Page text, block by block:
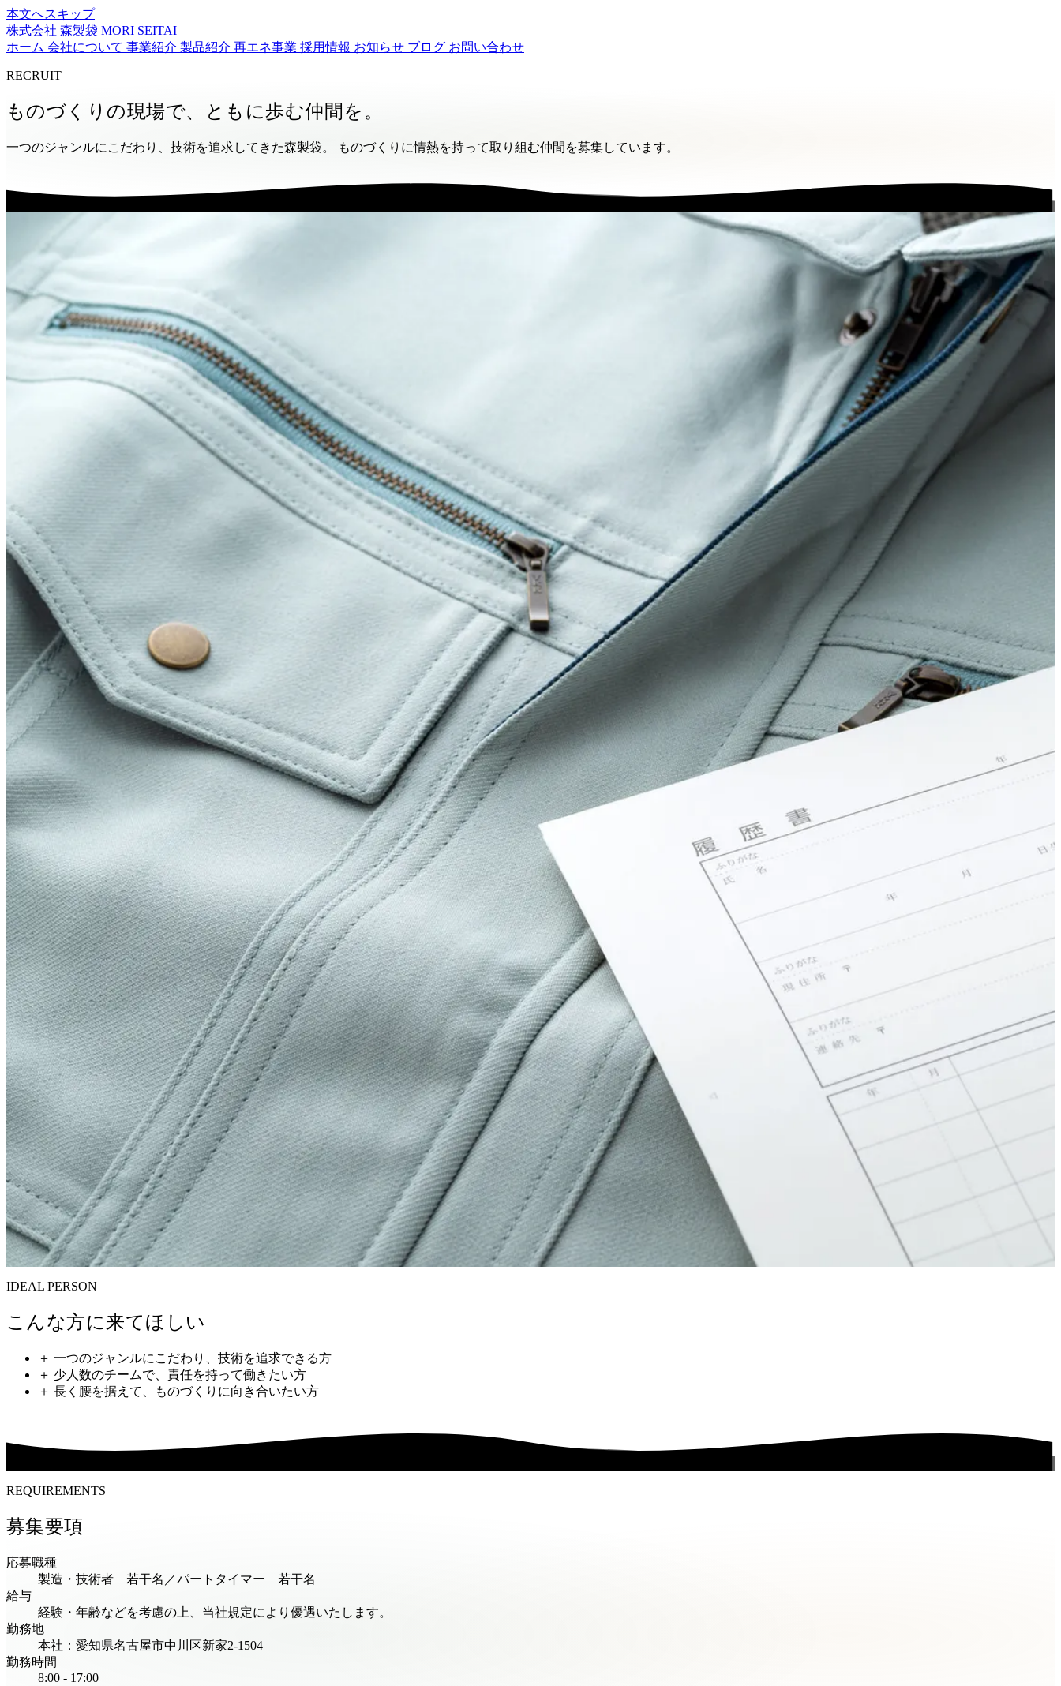
本文へスキップ
株式会社 森製袋 MORI SEITAI
ホーム 会社について 事業紹介 製品紹介 再エネ事業 採用情報 お知らせ ブログ お問い合わせ
RECRUIT
ものづくりの現場で、ともに歩む仲間を。
一つのジャンルにこだわり、技術を追求してきた森製袋。 ものづくりに情熱を持って取り組む仲間を募集しています。
IDEAL PERSON
こんな方に来てほしい
＋ 一つのジャンルにこだわり、技術を追求できる方
＋ 少人数のチームで、責任を持って働きたい方
＋ 長く腰を据えて、ものづくりに向き合いたい方
REQUIREMENTS
募集要項
応募職種
製造・技術者 若干名／パートタイマー 若干名
給与
経験・年齢などを考慮の上、当社規定により優遇いたします。
勤務地
本社：愛知県名古屋市中川区新家2-1504
勤務時間
8:00 - 17:00